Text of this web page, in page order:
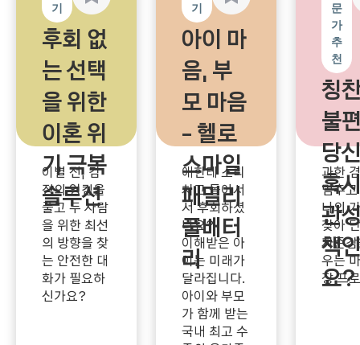
기
후회 없
는 선택
을 위한
이혼 위
기 극복
솔루션
#이혼상담 #
이혼위기극복
#부부대화법
#황혼이혼 #
부부갈등
이별 전, 감
정의 엉킴을
풀고 두 사람
을 위한 최선
의 방향을 찾
는 안전한 대
화가 필요하
신가요?
기
아이 마
음, 부
모 마음
- 헬로
스마일
패밀리
풀배터
리
#패밀리풀배
터리 #온가
족심리검사
애한테 소리
치고 돌아서
서 후회하셨
나요?
이해받은 아
이는 미래가
달라집니다.
아이와 부모
가 함께 받는
국내 최고 수
문
가
추
천
칭
불
당
혹
관
책
요?
과한
멈추
나의
찾아
자존
우는
장 프